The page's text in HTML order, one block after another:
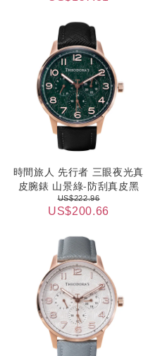
時間旅人 先行者 三眼夜光真
皮腕錶 山景綠-防刮真皮黑
US$222.96
US$200.66